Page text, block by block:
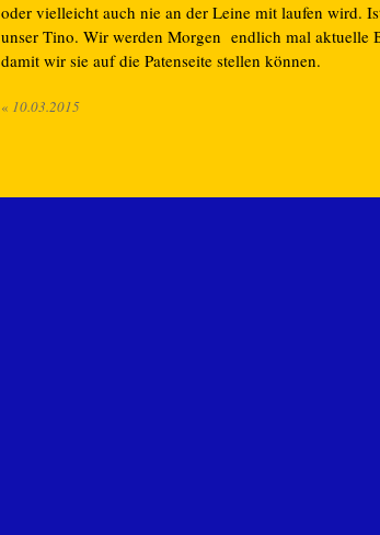
oder vielleicht auch nie an der Leine mit laufen wird.
unser Tino. Wir werden Morgen endlich mal aktuelle
damit wir sie auf die Patenseite stellen können.
« 10.03.2015